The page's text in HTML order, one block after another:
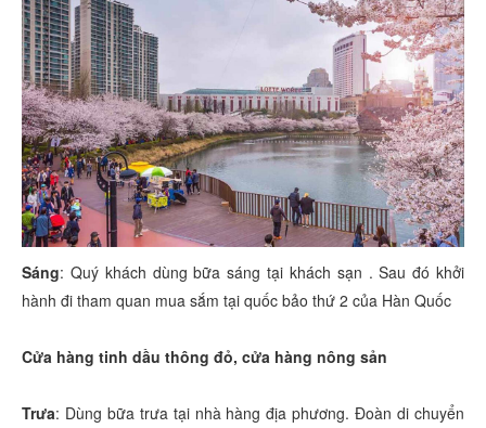
Sáng: Quý khách dùng bữa sáng tại khách sạn . Sau đó khởi
hành đi tham quan mua sắm tại quốc bảo thứ 2 của Hàn Quốc
Cửa hàng tinh dầu thông đỏ, cửa hàng nông sản
Trưa: Dùng bữa trưa tại nhà hàng địa phương. Đoàn di chuyển